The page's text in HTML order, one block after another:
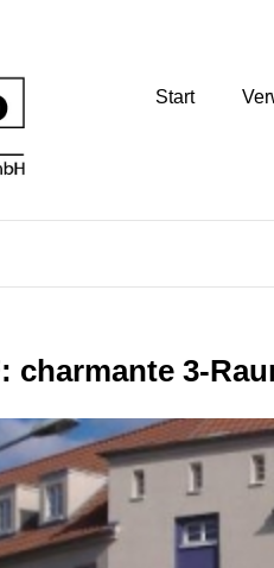
Start
charmante 3-